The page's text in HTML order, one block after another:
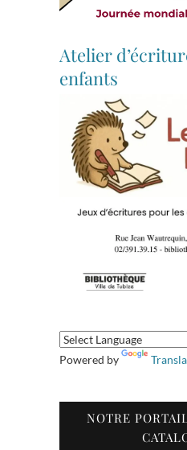
Atelier
enfants
Powered by
NOTRE